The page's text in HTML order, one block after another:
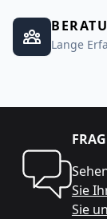
Lange
Sie
Sie